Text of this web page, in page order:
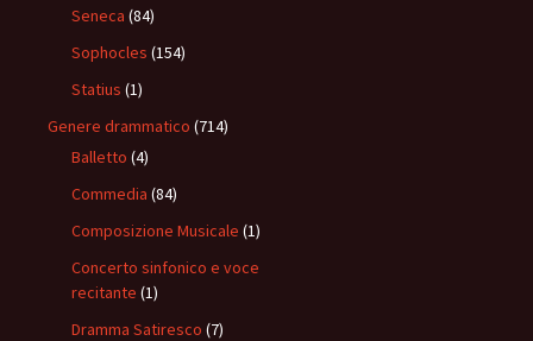
Seneca (84)
Sophocles (154)
Statius (1)
Genere drammatico (714)
Balletto (4)
Commedia (84)
Composizione Musicale (1)
Concerto sinfonico e voce
recitante (1)
Dramma Satiresco (7)